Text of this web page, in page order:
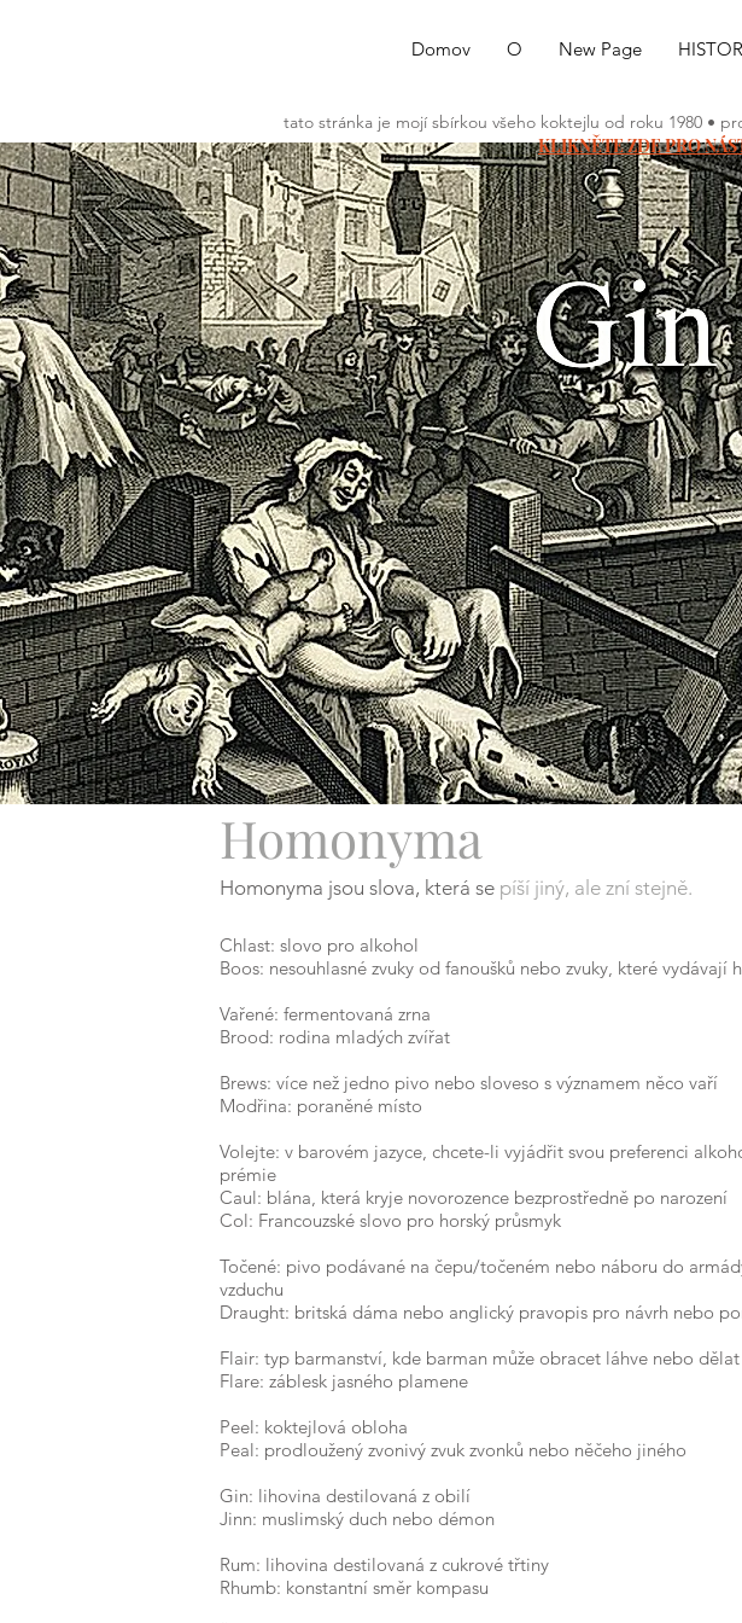
Domov O New Page
tato stránka je mojí sbírkou všeho koktejlu od roku 1980 •
KLIKNĚTE ZDE PRO
Homonyma
Homonyma jsou slova, která se píší jiný, ale zní stejně.
Chlast: slovo pro alkohol
Boos: nesouhlasné zvuky od fanoušků nebo zvuky, které vydávají
Vařené: fermentovaná zrna
Brood: rodina mladých zvířat
Brews: více než jedno pivo nebo sloveso s významem něco vaří
Modřina: poraněné místo
Volejte: v barovém jazyce, chcete-li vyjádřit svou preferenci
prémie
Caul: blána, která kryje novorozence bezprostředně po narození
Col: Francouzské slovo pro horský průsmyk
Točené: pivo podávané na čepu/točeném nebo náboru do
vzduchu
Draught: britská dáma nebo anglický pravopis pro návrh nebo
Flair: typ barmanství, kde barman může obracet láhve nebo
Flare: záblesk jasného plamene
Peel: koktejlová obloha
Peal: prodloužený zvonivý zvuk zvonků nebo něčeho jiného
Gin: lihovina destilovaná z obilí
Jinn: muslimský duch nebo démon
Rum: lihovina destilovaná z cukrové třtiny
Rhumb: konstantní směr kompasu